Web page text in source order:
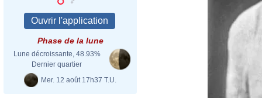
Phase de la lune
Lune décroissante, 48.93%
Dernier quartier
Mer. 12 août 17h37 T.U.